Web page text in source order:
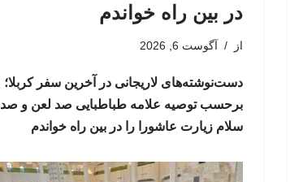
در بین راه خواندم
از آگوست 6, 2026
دست‌نوشته‌های لاریجانی در آخرین سفر کربلا؛
برحسب توصیه علامه طباطبایی صد لعن و صد
سلام زیارت عاشورا را در بین راه خواندم